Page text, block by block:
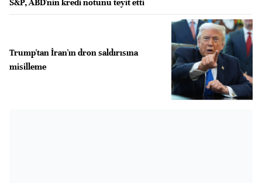
Trump'tan İran'ın dron saldırısına
misilleme